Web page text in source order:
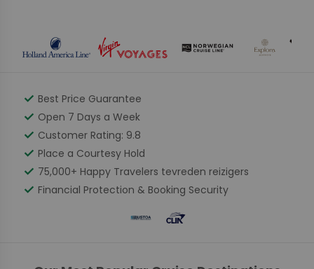
check Best Price Guarantee
check Open 7 Days a Week
check Customer Rating: 9.8
check Place a Courtesy Hold
check 75,000+ Happy Travelers tevreden reizigers
check Financial Protection & Booking Security